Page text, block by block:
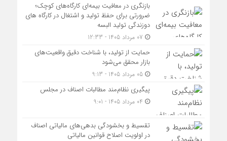
بازنگری در معافیت بیمه‌ای کارگاه‌های کوچک؛
ضرورتی برای حفظ تولید و اشتغال در کارگاه های
دوزندگی تولید البسه
حمایت از تولید، با شناخت دقیق واقعیت‌های
بازار محقق می‌شود
05 مرداد 1405 - 9:13
پیگیری نظام‌مند مطالبات اصناف در مجلس
تقسیط و بخشودگی بدهی‌های مالیاتی اصناف
در اولویت اصلاح قوانین مالیاتی